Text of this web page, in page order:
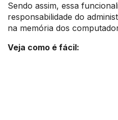
Sendo assim, essa
responsabilidade do
na memória dos
Veja como é fácil: